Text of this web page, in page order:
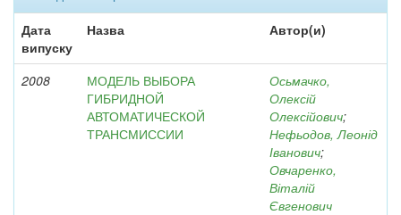
Дата
випуску
Назва Автор(и)
2008
МОДЕЛЬ ВЫБОРА
ГИБРИДНОЙ
АВТОМАТИЧЕСКОЙ
ТРАНСМИССИИ
Осьмачко,
Олексій
Олексійович;
Нефьодов, Леонід
Іванович;
Овчаренко,
Віталій
Євгенович